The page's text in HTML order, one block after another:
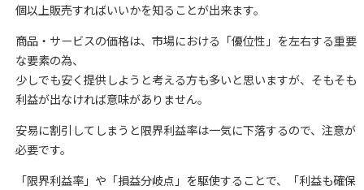
個以上販売すればいいかを知ることが出来ます。
商品・サービスの価格は、市場における「優位性」を左右する重要
な要素の為、
少しでも安く提供しようと考える方も多いと思いますが、そもそも
利益が出なければ意味がありません。
安易に割引してしまうと限界利益率は一気に下落するので、注意が
必要です。
「限界利益率」や「損益分岐点」を駆使することで、「利益も確保